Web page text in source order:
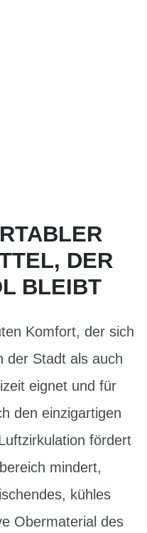
DER
BLEIBT
Komfort, der sich
der Stadt als auch
eignet und für
den einzigartigen
fördert
mindert,
kühles
Obermaterial des